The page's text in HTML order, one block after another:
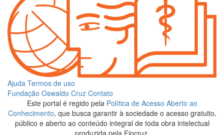
Ajuda Termos de uso
Fundação Oswaldo Cruz Contato
Este portal é regido pela Política de Acesso Aberto ao
Conhecimento, que busca garantir à sociedade o acesso gratuito,
público e aberto ao conteúdo integral de toda obra intelectual
produzida pela Fiocruz.